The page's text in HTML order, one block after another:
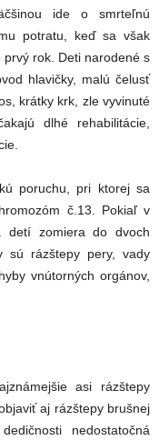
ide o smrteľnú
potratu, keď sa však
rok. Deti narodené s
hlavičky, malú čelusť
krátky krk, zle vyvinuté
dlhé rehabilitácie,
poruchu, pri ktorej sa
č.13. Pokiaľ v
detí zomiera do dvoch
sú rázštepy pery, vady
vnútorných orgánov,
asi rázštepy
aj rázštepy brušnej
nedostatočná